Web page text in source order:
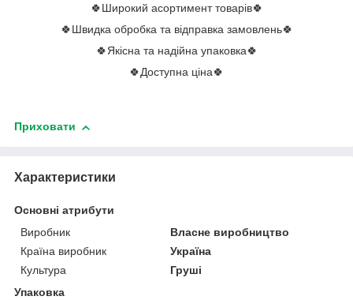
🍀Широкий асортимент товарів🍀
🍀Швидка обробка та відправка замовлень🍀
🍀Якісна та надійна упаковка🍀
🍀Доступна ціна🍀
Приховати
Характеристики
Основні атрибути
Виробник
Власне виробництво
Країна виробник
Україна
Культура
Груші
Упаковка